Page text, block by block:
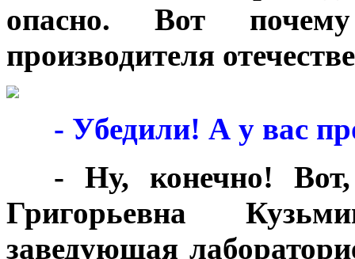
опасно. Вот
производителя
- Убедили! А у вас
- Ну, конечно!
Григорьевна
заведующая